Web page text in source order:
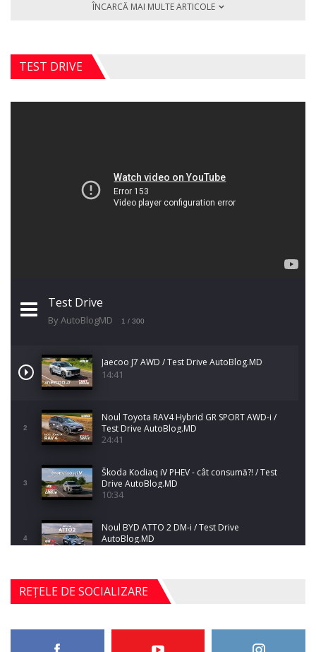
ÎNCARCĂ MAI MULTE ARTICOLE
TEST DRIVE
Test Drive
By AutoBlogMD 1 / 300
Jaecoo J7 AWD / Test Drive AutoBlog.MD
14:41
2
Noul Toyota RAV4 Hybrid GR SPORT AWD-i /
Test Drive AutoBlog.MD
24:41
3
Škoda Kodiaq iV PHEV - cât consumă?! / Test
Drive AutoBlog.MD
10:34
4
Noul BYD ATTO 2 DM-i / Test Drive
AutoBlog.MD
17:35
5
Noul Mercedes-Benz S-Class facelift (S 580
4MATIC V223) / Test Drive AutoBlog.MD
27:33
REȚELE DE SOCIALIZARE